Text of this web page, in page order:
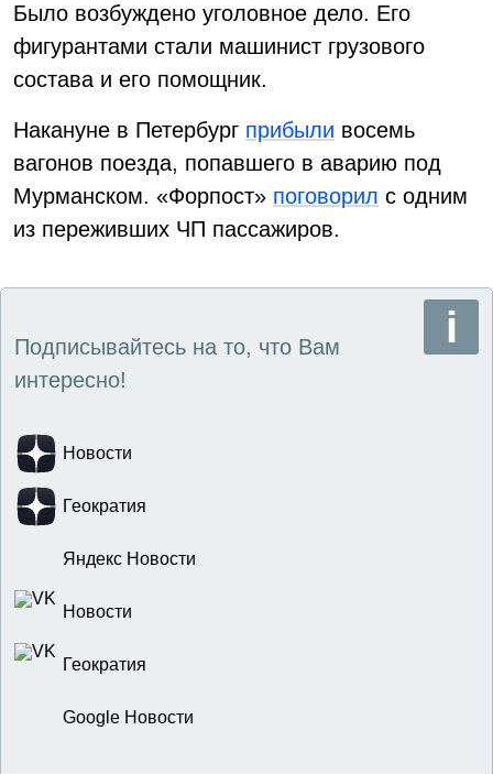
Было возбуждено уголовное дело. Его
фигурантами стали машинист грузового
состава и его помощник.
Накануне в Петербург прибыли восемь
вагонов поезда, попавшего в аварию под
Мурманском. «Форпост» поговорил с одним
из переживших ЧП пассажиров.
Подписывайтесь на то, что Вам
интересно!
Новости
Геократия
Яндекс Новости
Новости
Геократия
Google Новости